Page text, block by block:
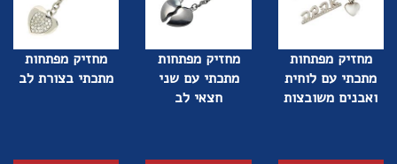
מחזיק מפתחות
מתכתי עם לוחית
ואבנים משובצות
מחזיק מפתחות
מתכתי עם שני
חצאי לב
מחזיק מפתחות
מתכתי בצורת לב